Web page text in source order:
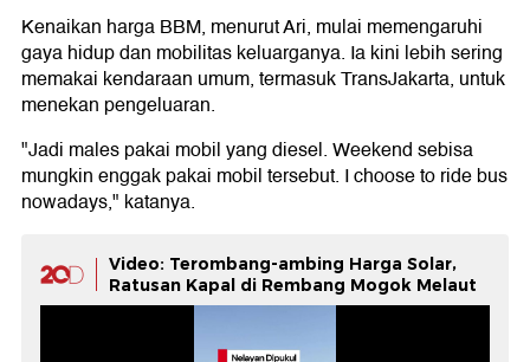
Kenaikan harga BBM, menurut Ari, mulai memengaruhi
gaya hidup dan mobilitas keluarganya. Ia kini lebih sering
memakai kendaraan umum, termasuk TransJakarta, untuk
menekan pengeluaran.
"Jadi males pakai mobil yang diesel. Weekend sebisa
mungkin enggak pakai mobil tersebut. I choose to ride bus
nowadays," katanya.
Video: Terombang-ambing Harga Solar,
Ratusan Kapal di Rembang Mogok Melaut